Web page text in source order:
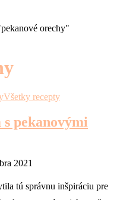
orechy"
Všetky recepty
pekanovými
2021
tú správnu inšpiráciu pre